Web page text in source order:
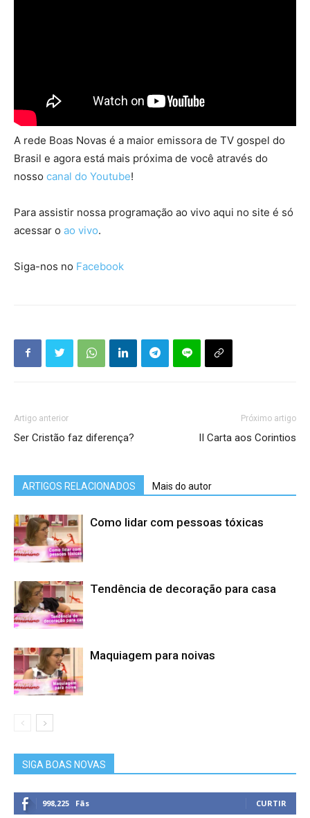
A rede Boas Novas é a maior emissora de TV gospel do
Brasil e agora está mais próxima de você através do
nosso canal do Youtube!
Para assistir nossa programação ao vivo aqui no site é só
acessar o ao vivo.
Siga-nos no Facebook
Artigo anterior
Ser Cristão faz diferença?
Próximo artigo
II Carta aos Corintios
ARTIGOS RELACIONADOS Mais do autor
Como lidar com pessoas tóxicas
Tendência de decoração para casa
Maquiagem para noivas
SIGA BOAS NOVAS
998,225 Fãs CURTIR